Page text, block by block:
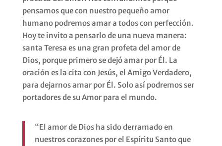
pensamos que con nuestro pequeño amor
humano podremos amar a todos con perfección.
Hoy te invito a pensarlo de una nueva manera:
santa Teresa es una gran profeta del amor de
Dios, porque primero se dejó amar por Él. La
oración es la cita con Jesús, el Amigo Verdadero,
para dejarnos amar por Él. Solo así podremos ser
portadores de su Amor para el mundo.
“El amor de Dios ha sido derramado en
nuestros corazones por el Espíritu Santo que